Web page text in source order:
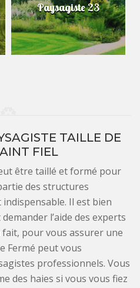
Paysagiste 23
TAILLE DE
FIEL
être taillé et formé pour
des structures
Il est bien
l’aide des experts
pour vous assurer une
Fermé peut vous
professionnels. Vous
des haies si vous vous fiez